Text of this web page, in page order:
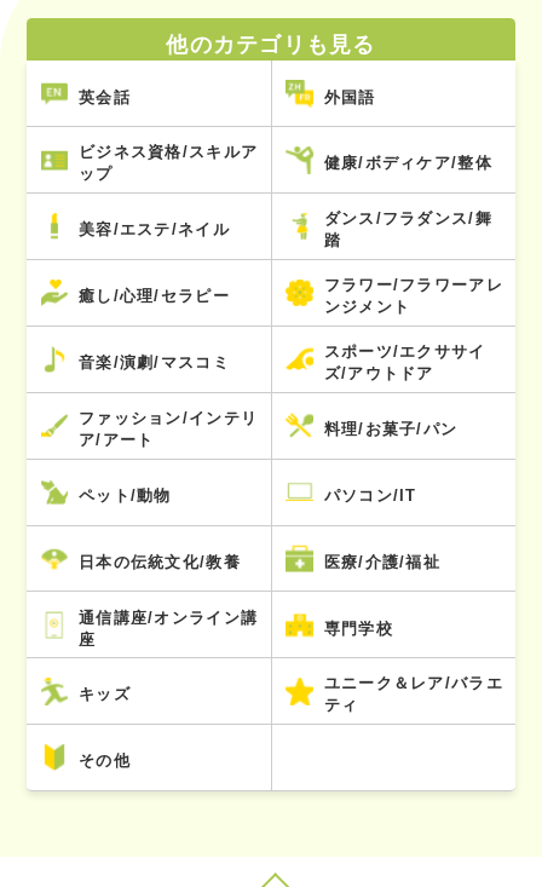
他のカテゴリも見る
英会話 外国語
ビジネス資格/スキルア
ップ
健康/ボディケア/整体
美容/エステ/ネイル
ダンス/フラダンス/舞
踏
癒し/心理/セラピー
フラワー/フラワーアレ
ンジメント
音楽/演劇/マスコミ
スポーツ/エクササイ
ズ/アウトドア
ファッション/インテリ
ア/アート
料理/お菓子/パン
ペット/動物 パソコン/IT
日本の伝統文化/教養 医療/介護/福祉
通信講座/オンライン講
座
専門学校
キッズ
ユニーク＆レア/バラエ
ティ
その他